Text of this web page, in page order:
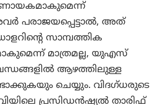
പരാജയപ്പെട്ടാൽ, അത്
സാമ്പത്തിക
മാത്രമല്ല, യുഎസ്
ആഴത്തിലുള്ള
ചെയ്യും. വിദഗ്ധരുടെ
പ്രസിഡൻഷ്യൽ താരിഫ്